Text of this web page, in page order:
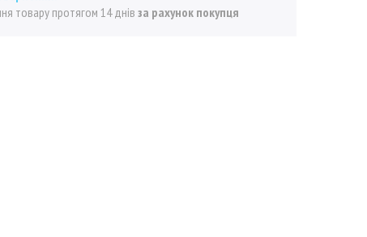
товару протягом 14 днів за рахунок покупця